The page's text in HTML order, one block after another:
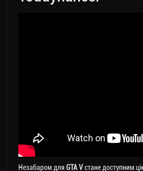
Незабаром для GTA Vстане доступним